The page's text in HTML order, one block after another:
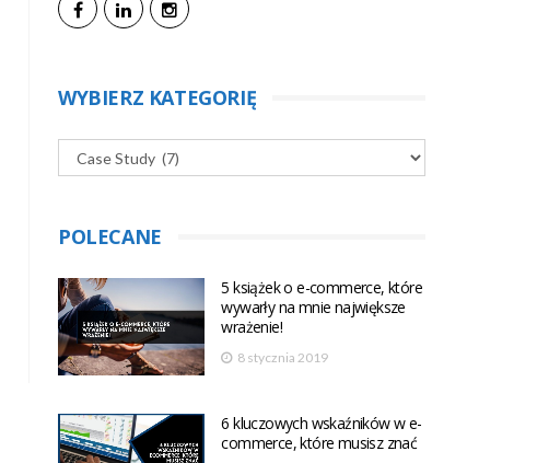
WYBIERZ KATEGORIĘ
POLECANE
5 książek o e-commerce, które
wywarły na mnie największe
wrażenie!
8 stycznia 2019
6 kluczowych wskaźników w e-
commerce, które musisz znać